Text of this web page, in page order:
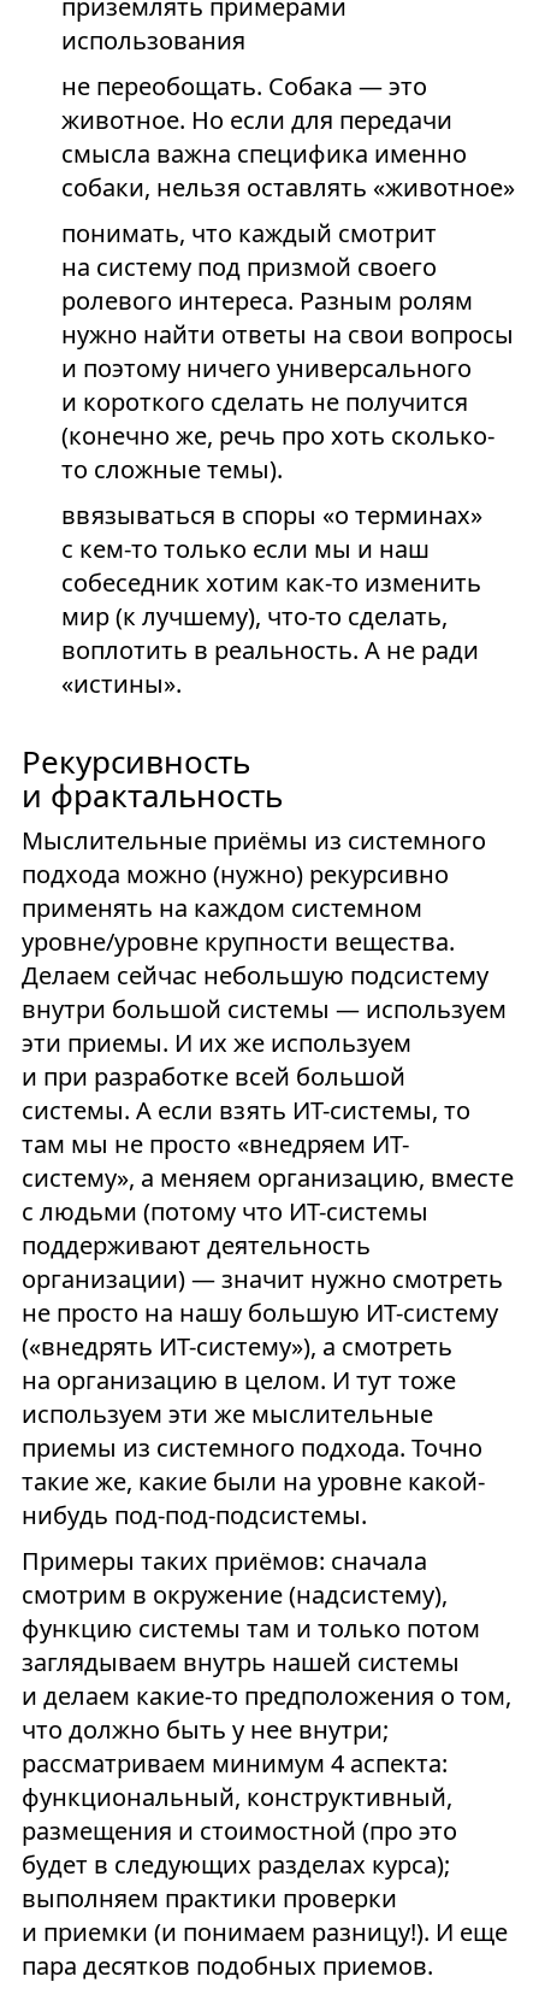
приземлять примерами
использования
не переобощать. Собака — это
животное. Но если для передачи
смысла важна специфика именно
собаки, нельзя оставлять «животное»
понимать, что каждый смотрит
на систему под призмой своего
ролевого интереса. Разным ролям
нужно найти ответы на свои вопросы
и поэтому ничего универсального
и короткого сделать не получится
(конечно же, речь про хоть сколько-
то сложные темы).
ввязываться в споры «о терминах»
с кем-то только если мы и наш
собеседник хотим как-то изменить
мир (к лучшему), что-то сделать,
воплотить в реальность. А не ради
«истины».
Рекурсивность
и фрактальность
Мыслительные приёмы из системного
подхода можно (нужно) рекурсивно
применять на каждом системном
уровне/уровне крупности вещества.
Делаем сейчас небольшую подсистему
внутри большой системы — используем
эти приемы. И их же используем
и при разработке всей большой
системы. А если взять ИТ-системы, то
там мы не просто «внедряем ИТ-
систему», а меняем организацию, вместе
с людьми (потому что ИТ-системы
поддерживают деятельность
организации) — значит нужно смотреть
не просто на нашу большую ИТ-систему
(«внедрять ИТ-систему»), а смотреть
на организацию в целом. И тут тоже
используем эти же мыслительные
приемы из системного подхода. Точно
такие же, какие были на уровне какой-
нибудь под-под-подсистемы.
Примеры таких приёмов: сначала
смотрим в окружение (надсистему),
функцию системы там и только потом
заглядываем внутрь нашей системы
и делаем какие-то предположения о том,
что должно быть у нее внутри;
рассматриваем минимум 4 аспекта:
функциональный, конструктивный,
размещения и стоимостной (про это
будет в следующих разделах курса);
выполняем практики проверки
и приемки (и понимаем разницу!). И еще
пара десятков подобных приемов.